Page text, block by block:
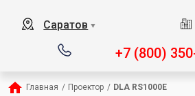
Саратов ▼
+7 (800)
Главная / Проектор / DLA RS1000E